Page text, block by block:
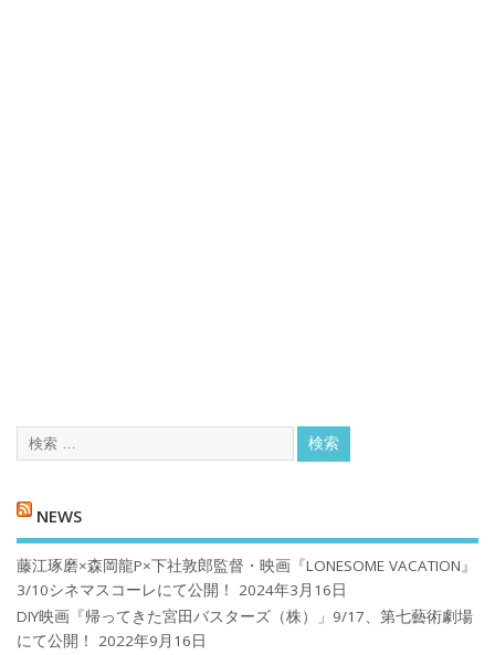
NEWS
藤江琢磨×森岡龍P×下社敦郎監督・映画『LONESOME VACATION』
3/10シネマスコーレにて公開！
2024年3月16日
DIY映画『帰ってきた宮田バスターズ（株）」9/17、第七藝術劇場
にて公開！
2022年9月16日